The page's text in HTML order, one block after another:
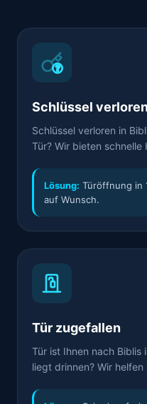
Schlüssel
Schlüssel verloren in
Tür? Wir bieten
Lösung: Türöffnung in
auf Wunsch.
Tür zugefallen
Tür ist Ihnen nach Biblis
liegt drinnen? Wir helfen